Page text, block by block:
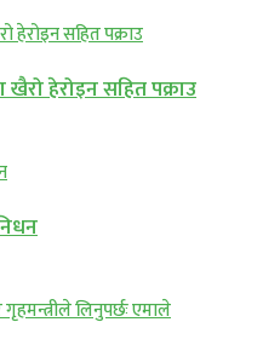
हेरोइन सहित पक्राउ